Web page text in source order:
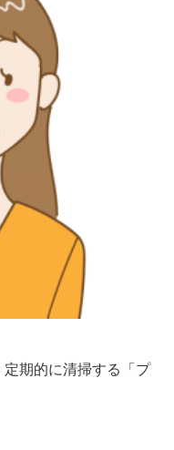
期的に清掃する「プ